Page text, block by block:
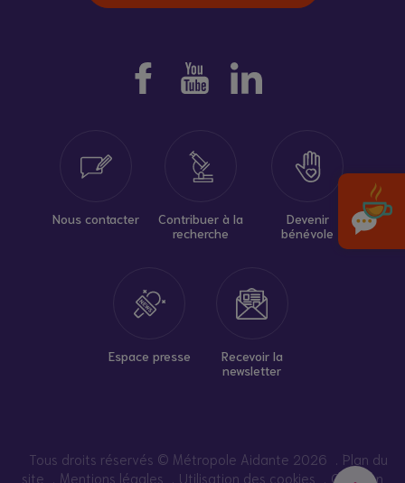
Nous contacter
Contribuer à la
recherche
Devenir
bénévole
Espace presse
Recevoir la
newsletter
Tous droits réservés © Métropole Aidante 2026
Plan du
site
Mentions légales Utilisation des cookies Création